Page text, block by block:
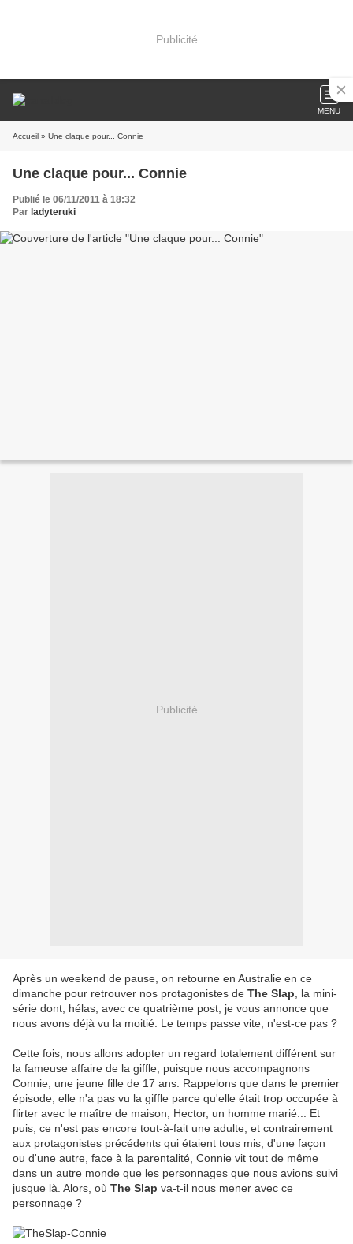
Publicité
MENU
Accueil » Une claque pour... Connie
Une claque pour... Connie
Publié le 06/11/2011 à 18:32
Par ladyteruki
Publicité
Après un weekend de pause, on retourne en Australie en ce
dimanche pour retrouver nos protagonistes de The Slap , la mini-
série dont, hélas, avec ce quatrième post, je vous annonce que
nous avons déjà vu la moitié. Le temps passe vite, n'est-ce pas ?
Cette fois, nous allons adopter un regard totalement différent sur
la fameuse affaire de la giffle, puisque nous accompagnons
Connie, une jeune fille de 17 ans. Rappelons que dans le premier
épisode, elle n'a pas vu la giffle parce qu'elle était trop occupée à
flirter avec le maître de maison, Hector, un homme marié... Et
puis, ce n'est pas encore tout-à-fait une adulte, et contrairement
aux protagonistes précédents qui étaient tous mis, d'une façon
ou d'une autre, face à la parentalité, Connie vit tout de même
dans un autre monde que les personnages que nous avions suivi
jusque là. Alors, où The Slap va-t-il nous mener avec ce
personnage ?